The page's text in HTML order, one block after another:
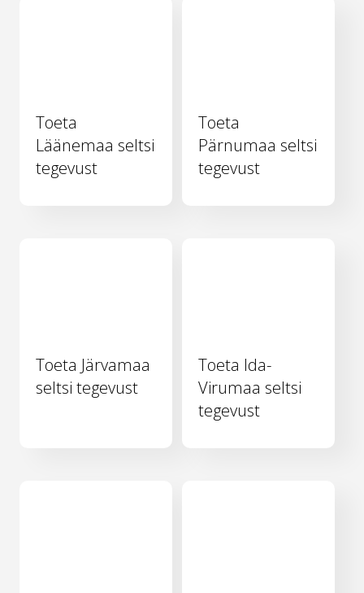
Toeta
Läänemaa seltsi
tegevust
Toeta
Pärnumaa seltsi
tegevust
Toeta Järvamaa
seltsi tegevust
Toeta Ida-
Virumaa seltsi
tegevust